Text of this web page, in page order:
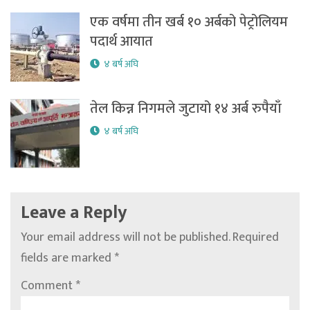
एक वर्षमा तीन खर्ब १० अर्बको पेट्रोलियम
पदार्थ आयात
४ बर्ष अघि
तेल किन्न निगमले जुटायो १४ अर्ब रुपैयाँ
४ बर्ष अघि
Leave a Reply
Your email address will not be published.Required
fields are marked*
Comment*